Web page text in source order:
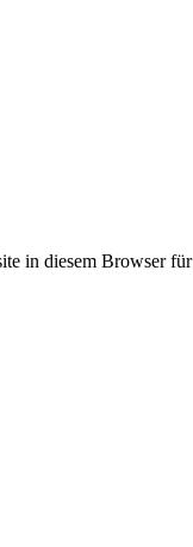
in diesem Browser